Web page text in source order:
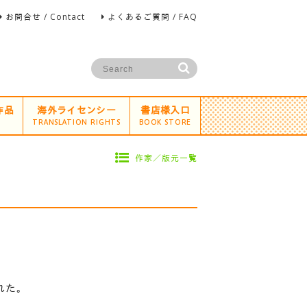
お問合せ / Contact よくあるご質問 / FAQ
品 海外ライセンシー
TRANSLATION RIGHTS
書店様入口
BOOK STORE
作家／版元一覧
。